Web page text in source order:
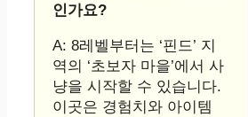
인가요?
A: 8레벨부터는 ‘핀드’ 지
역의 ‘초보자 마을’에서 사
냥을 시작할 수 있습니다.
이곳은 경험치와 아이템